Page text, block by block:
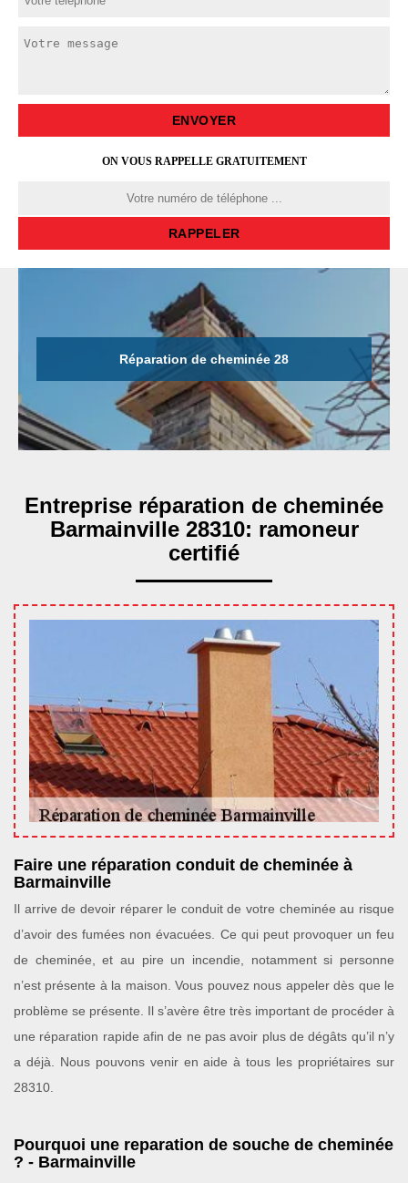
ON VOUS RAPPELLE GRATUITEMENT
Réparation de cheminée 28
Entreprise réparation de cheminée
Barmainville 28310: ramoneur
certifié
Faire une réparation conduit de cheminée à
Barmainville
Il arrive de devoir réparer le conduit de votre cheminée au risque
d’avoir des fumées non évacuées. Ce qui peut provoquer un feu
de cheminée, et au pire un incendie, notamment si personne
n’est présente à la maison. Vous pouvez nous appeler dès que le
problème se présente. Il s’avère être très important de procéder à
une réparation rapide afin de ne pas avoir plus de dégâts qu’il n’y
a déjà. Nous pouvons venir en aide à tous les propriétaires sur
28310.
Pourquoi une reparation de souche de cheminée
? - Barmainville